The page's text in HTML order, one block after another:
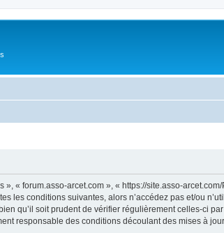
« forum.asso-arcet.com », « https://site.asso-
les conditions suivantes, alors n’accédez pas et/ou
qu’il soit prudent de vérifier régulièrement celles-ci
responsable des conditions découlant des mises à